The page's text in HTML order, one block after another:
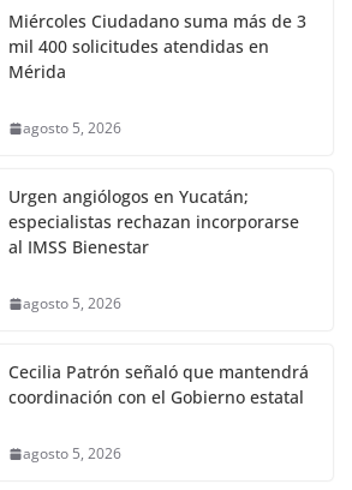
Miércoles Ciudadano suma más de 3
mil 400 solicitudes atendidas en
Mérida
agosto 5, 2026
Urgen angiólogos en Yucatán;
especialistas rechazan incorporarse
al IMSS Bienestar
agosto 5, 2026
Cecilia Patrón señaló que mantendrá
coordinación con el Gobierno estatal
agosto 5, 2026